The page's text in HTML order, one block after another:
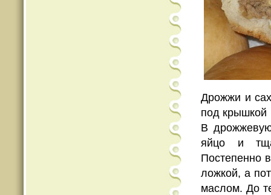
Дрожжи и
под крышкой
В
яйцо и
Постепенно
ложкой, а
маслом. До